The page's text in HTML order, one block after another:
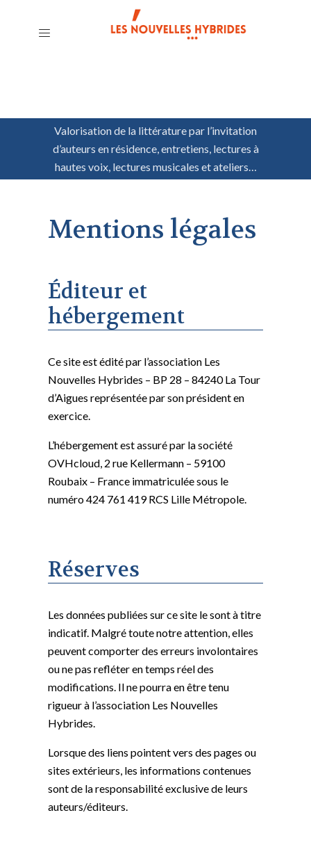
Valorisation de la littérature par l’invitation
d’auteurs en résidence, entretiens, lectures à
hautes voix, lectures musicales et ateliers…
Mentions légales
Éditeur et
hébergement
Ce site est édité par l’association Les
Nouvelles Hybrides – BP 28 – 84240 La Tour
d’Aigues représentée par son président en
exercice.
L’hébergement est assuré par la société
OVHcloud, 2 rue Kellermann – 59100
Roubaix – France immatriculée sous le
numéro 424 761 419 RCS Lille Métropole.
Réserves
Les données publiées sur ce site le sont à titre
indicatif. Malgré toute notre attention, elles
peuvent comporter des erreurs involontaires
ou ne pas refléter en temps réel des
modifications. Il ne pourra en être tenu
rigueur à l’association Les Nouvelles
Hybrides.
Lorsque des liens pointent vers des pages ou
sites extérieurs, les informations contenues
sont de la responsabilité exclusive de leurs
auteurs/éditeurs.